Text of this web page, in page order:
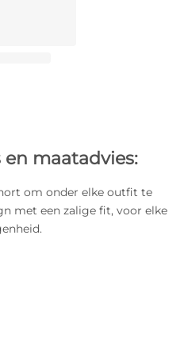
maatadvies:
om onder elke outfit te
met een zalige fit, voor elke